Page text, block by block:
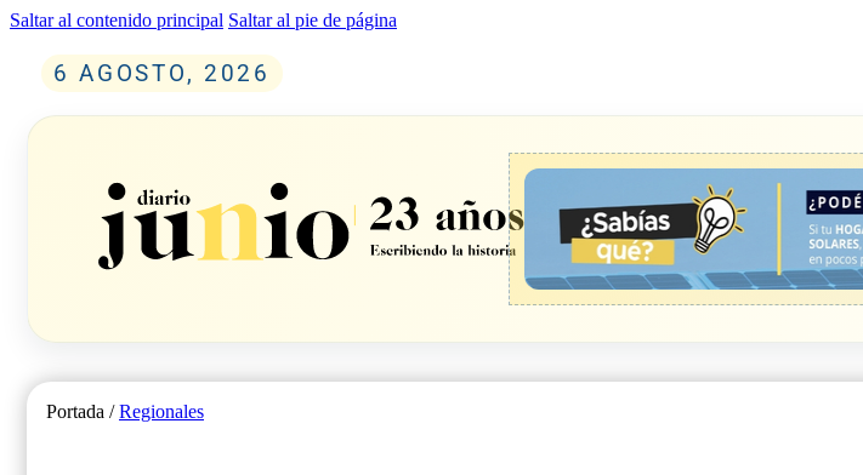
Saltar al contenido principal Saltar al pie de página
6 AGOSTO, 2026
Portada /Regionales